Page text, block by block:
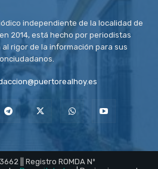
independiente de la localidad de
2014, está hecho por periodistas
rigor de la información para sus
|| Registro ROMDA Nº